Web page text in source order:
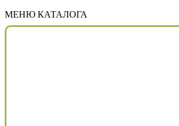
МЕНЮ КАТАЛОГА